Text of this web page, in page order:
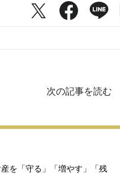
次の記事を読む
を「守る」「増やす」「残